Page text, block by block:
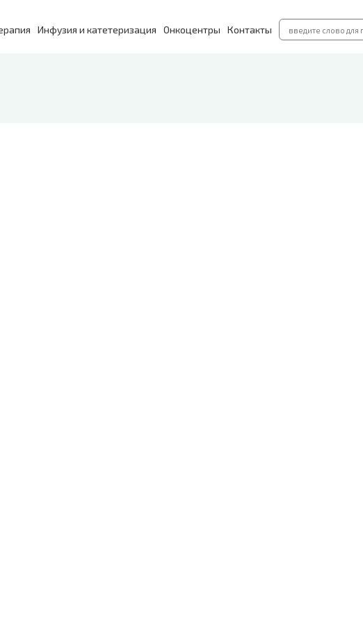
Инфузия и катетеризация Онкоцентры Контакты